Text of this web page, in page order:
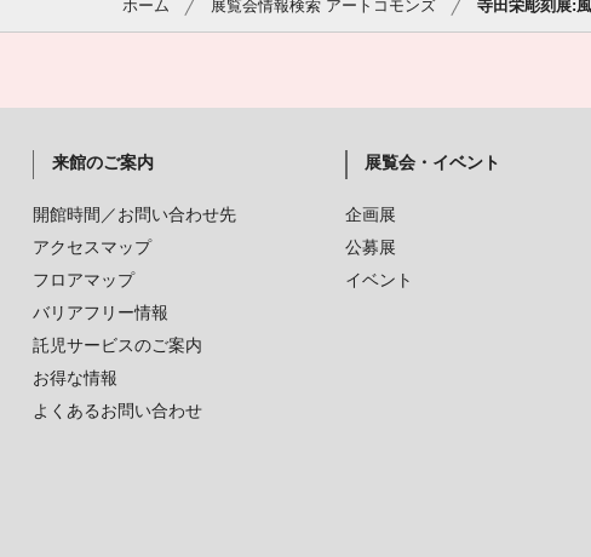
ホーム 展覧会情報検索 アートコモンズ 寺田栄彫刻展:
来館のご案内
開館時間／お問い合わせ先
アクセスマップ
フロアマップ
バリアフリー情報
託児サービスのご案内
お得な情報
よくあるお問い合わせ
展覧会・イベント
企画展
公募展
イベント